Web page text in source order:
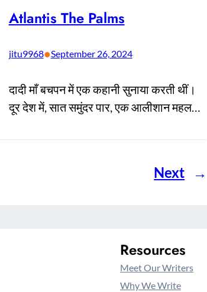
Atlantis The Palms
jitu9968•September 26, 2024
दादी माँ बचपन में एक कहानी सुनाया करती थीं।
दूर देश में, सात समुंदर पार, एक आलीशान महल…
Next →
Resources
Meet Our Writers
Why We Write